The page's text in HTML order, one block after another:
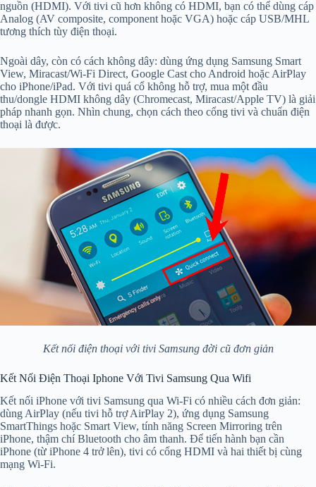
nguồn (HDMI). Với tivi cũ hơn không có HDMI, bạn có thể dùng cáp
Analog (AV composite, component hoặc VGA) hoặc cáp USB/MHL
tương thích tùy điện thoại.
Ngoài dây, còn có cách không dây: dùng ứng dụng Samsung Smart
View, Miracast/Wi‑Fi Direct, Google Cast cho Android hoặc AirPlay
cho iPhone/iPad. Với tivi quá cổ không hỗ trợ, mua một đầu
thu/dongle HDMI không dây (Chromecast, Miracast/Apple TV) là giải
pháp nhanh gọn. Nhìn chung, chọn cách theo cổng tivi và chuẩn điện
thoại là được.
Kết nối điện thoại với tivi Samsung đời cũ đơn giản
Kết Nối Điện Thoại Iphone Với Tivi Samsung Qua Wifi
Kết nối iPhone với tivi Samsung qua Wi‑Fi có nhiều cách đơn giản:
dùng AirPlay (nếu tivi hỗ trợ AirPlay 2), ứng dụng Samsung
SmartThings hoặc Smart View, tính năng Screen Mirroring trên
iPhone, thậm chí Bluetooth cho âm thanh. Để tiến hành bạn cần
iPhone (từ iPhone 4 trở lên), tivi có cổng HDMI và hai thiết bị cùng
mạng Wi‑Fi.